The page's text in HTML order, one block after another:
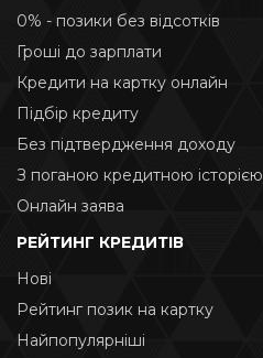
0% - позики без відсотків
Гроші до зарплати
Кредити на картку онлайн
Підбір кредиту
Без підтвердження доходу
З поганою кредитною історією
Онлайн заява
РЕЙТИНГ КРЕДИТІВ
Нові
Рейтинг позик на картку
Найпопулярніші